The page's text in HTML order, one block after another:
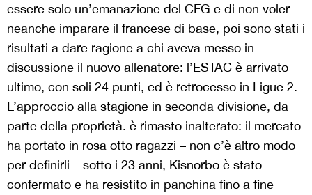
essere solo un’emanazione del CFG e di non voler
neanche imparare il francese di base, poi sono stati i
risultati a dare ragione a chi aveva messo in
discussione il nuovo allenatore: l’ESTAC è arrivato
ultimo, con soli 24 punti, ed è retrocesso in Ligue 2.
L’approccio alla stagione in seconda divisione, da
parte della proprietà. è rimasto inalterato: il mercato
ha portato in rosa otto ragazzi – non c’è altro modo
per definirli – sotto i 23 anni, Kisnorbo è stato
confermato e ha resistito in panchina fino a fine